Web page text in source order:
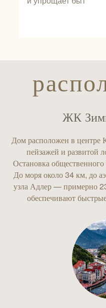
ЖК
Дом расположен в центре
пейзажей и развитой
Остановка
До моря около 34 км, до
узла Адлер — примерно
обеспечивают